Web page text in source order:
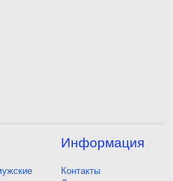
Информация
Контакты